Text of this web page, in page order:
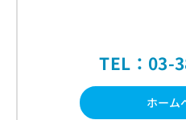
TEL：03-
ホーム